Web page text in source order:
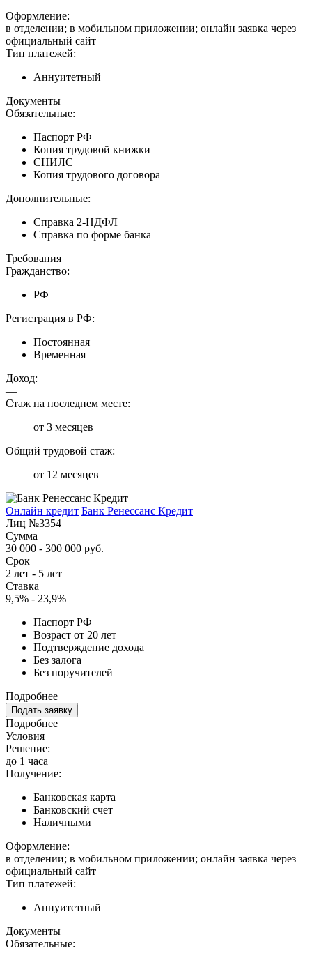
Оформление:
в отделении; в мобильном приложении; онлайн заявка через
официальный сайт
Тип платежей:
Аннуитетный
Документы
Обязательные:
Паспорт РФ
Копия трудовой книжки
СНИЛС
Копия трудового договора
Дополнительные:
Справка 2-НДФЛ
Справка по форме банка
Требования
Гражданство:
РФ
Регистрация в РФ:
Постоянная
Временная
Доход:
—
Стаж на последнем месте:
от 3 месяцев
Общий трудовой стаж:
от 12 месяцев
Онлайн кредит Банк Ренессанс Кредит
Лиц №3354
Сумма
30 000 - 300 000 руб.
Срок
2 лет - 5 лет
Ставка
9,5% - 23,9%
Паспорт РФ
Возраст от 20 лет
Подтверждение дохода
Без залога
Без поручителей
Подробнее
Подать заявку
Подробнее
Условия
Решение:
до 1 часа
Получение:
Банковская карта
Банковский счет
Наличными
Оформление:
в отделении; в мобильном приложении; онлайн заявка через
официальный сайт
Тип платежей:
Аннуитетный
Документы
Обязательные: